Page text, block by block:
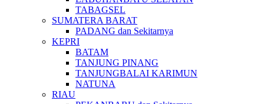
TABAGSEL
SUMATERA BARAT
PADANG dan Sekitarnya
KEPRI
BATAM
TANJUNG PINANG
TANJUNGBALAI KARIMUN
NATUNA
RIAU